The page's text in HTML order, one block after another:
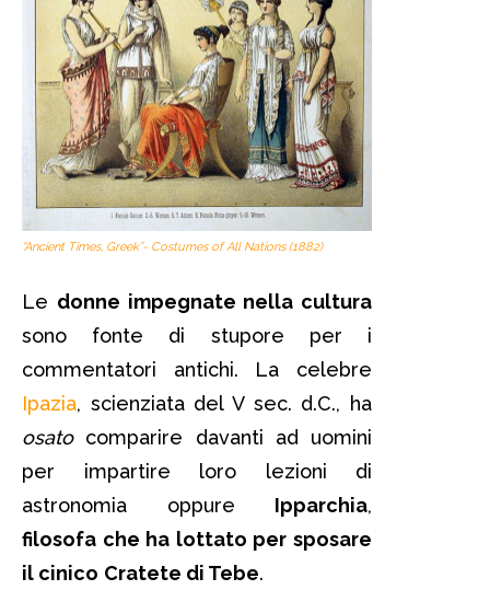
“Ancient Times, Greek”- Costumes of All Nations (1882)
Le donne impegnate nella cultura
sono fonte di stupore per i
commentatori antichi. La celebre
Ipazia, scienziata del V sec. d.C., ha
osatocomparire davanti ad uomini
per impartire loro lezioni di
astronomia oppure Ipparchia,
filosofa che ha lottato per sposare
il cinico Cratete di Tebe.